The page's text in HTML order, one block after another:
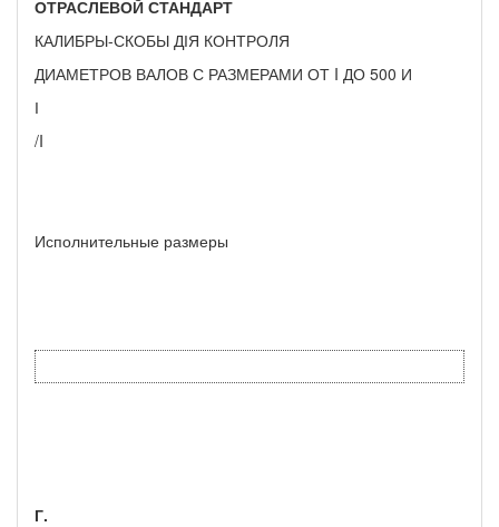
ОТРАСЛЕВОЙ СТАНДАРТ
КАЛИБРЫ-СКОБЫ ДІЯ КОНТРОЛЯ
ДИАМЕТРОВ ВАЛОВ С РАЗМЕРАМИ ОТ I ДО 500 И
І
/I
Исполнительные размеры
Г.